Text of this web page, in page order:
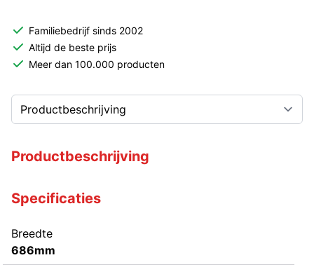
Familiebedrijf sinds 2002
Altijd de beste prijs
Meer dan 100.000 producten
Productbeschrijving
Specificaties
Breedte
686mm